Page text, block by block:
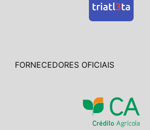
FORNECEDORES OFICIAIS